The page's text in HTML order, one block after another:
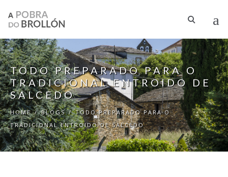
TODO PREPARADO PARA O
TRADICIONAL ENTROIDO DE
SALCEDO
HOME / BLOGS / TODO PREPARADO PARA O
TRADICIONAL ENTROIDO DE SALCEDO